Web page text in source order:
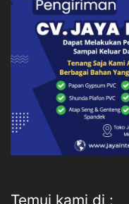
Temui kami di :